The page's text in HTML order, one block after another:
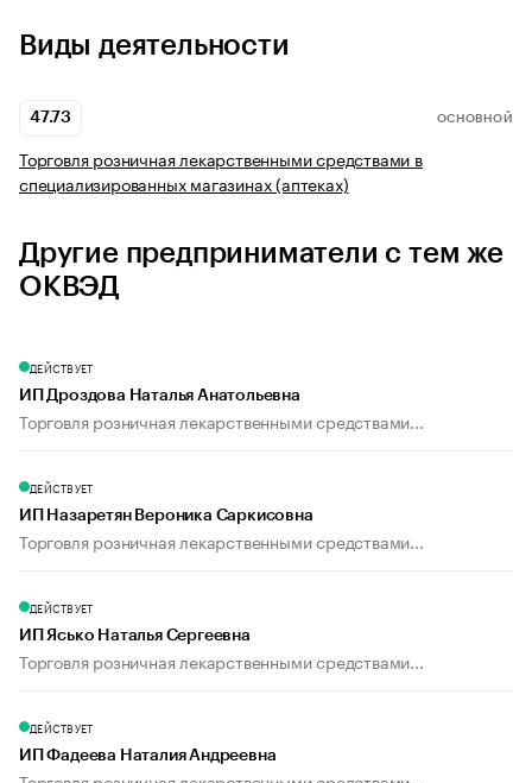
Виды деятельности
47.73 ОСНОВНОЙ
Торговля розничная лекарственными средствами в
специализированных магазинах (аптеках)
Другие предприниматели с тем же
ОКВЭД
ДЕЙСТВУЕТ
ИП Дроздова Наталья Анатольевна
Торговля розничная лекарственными средствами...
ДЕЙСТВУЕТ
ИП Назаретян Вероника Саркисовна
Торговля розничная лекарственными средствами...
ДЕЙСТВУЕТ
ИП Ясько Наталья Сергеевна
Торговля розничная лекарственными средствами...
ДЕЙСТВУЕТ
ИП Фадеева Наталия Андреевна